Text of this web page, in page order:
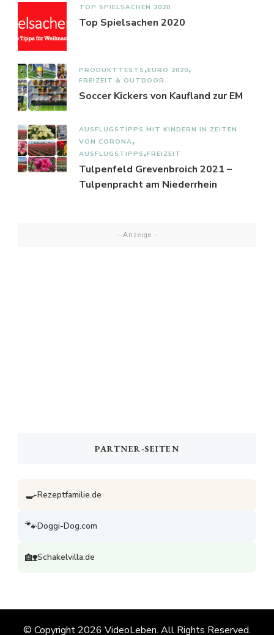
TOP SPIELSACHEN 2020
Top Spielsachen 2020
PRODUKTTESTS EURO 2020
FREIZEIT & OUTDOOR
Soccer Kickers von Kaufland zur EM
AUSFLUGSTIPPS MIT KINDERN IN ZEITEN
VON CORONA
AUSFLUGSTIPPS FREIZEIT
Tulpenfeld Grevenbroich 2021 –
Tulpenpracht am Niederrhein
- Anzeige -
PARTNER-SEITEN
🍳Rezeptfamilie.de
🐾Doggi-Dog.com
🏡Schakelvilla.de
© Copyright 2026 VideoLeben. All Rights Reserved.